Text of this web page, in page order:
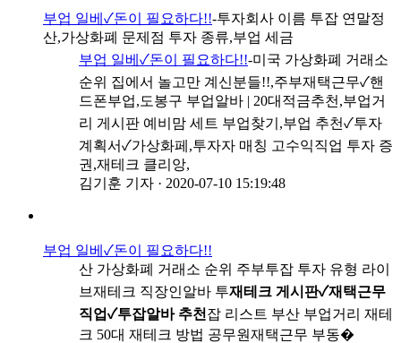
부업 일베✓돈이 필요하다!!-투자회사 이름 투잡 연말정
산,가상화폐 문제점 투자 종류,부업 세금
부업 일베✓돈이 필요하다!!-미국 가상화폐 거래소
순위 집에서 놀고만 계신분들!!,주부재택근무✓핸
드폰부업,도봉구 부업알바 | 20대적금추천,부업거
리 게시판 예비맘 세트 부업찾기,부업 추천✓투자
계획서✓가상화페,투자자 매칭 고수익직업 투자 증
권,재테크 클리앙,
김기훈 기자 · 2020-07-10 15:19:48
부업 일베✓돈이 필요하다!!
산 가상화폐 거래소 순위 주부투잡 투자 유형 라이
브재테크 직장인알바 투재테크 게시판✓재택근무
직업✓투잡알바 추천 잡 리스트 부산 부업거리 재테
크 50대 재테크 방법 공무원재택근무 부동�